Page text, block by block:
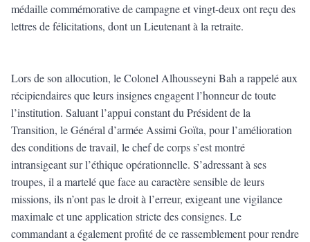
médaille commémorative de campagne et vingt-deux ont reçu des
lettres de félicitations, dont un Lieutenant à la retraite.
Lors de son allocution, le Colonel Alhousseyni Bah a rappelé aux
récipiendaires que leurs insignes engagent l’honneur de toute
l’institution. Saluant l’appui constant du Président de la
Transition, le Général d’armée Assimi Goïta, pour l’amélioration
des conditions de travail, le chef de corps s’est montré
intransigeant sur l’éthique opérationnelle. S’adressant à ses
troupes, il a martelé que face au caractère sensible de leurs
missions, ils n’ont pas le droit à l’erreur, exigeant une vigilance
maximale et une application stricte des consignes. Le
commandant a également profité de ce rassemblement pour rendre